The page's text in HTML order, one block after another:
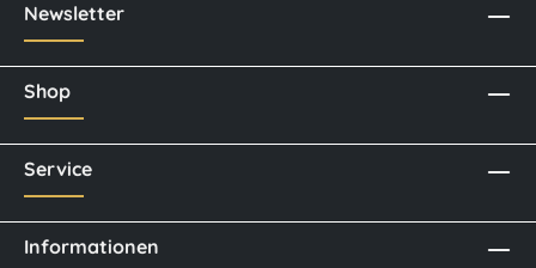
Newsletter
Shop
Service
Informationen